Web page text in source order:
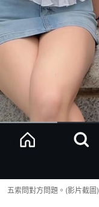
五索問對方問題。(影片截圖)